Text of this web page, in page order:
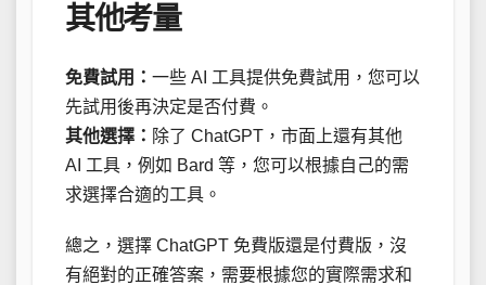
其他考量
免費試用： 一些 AI 工具提供免費試用，您可以
先試用後再決定是否付費。
其他選擇： 除了 ChatGPT，市面上還有其他
AI 工具，例如 Bard 等，您可以根據自己的需
求選擇合適的工具。
總之，選擇 ChatGPT 免費版還是付費版，沒
有絕對的正確答案，需要根據您的實際需求和